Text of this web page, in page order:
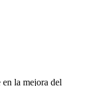
la mejora del